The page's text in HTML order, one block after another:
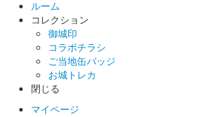
ルーム
コレクション
御城印
コラボチラシ
ご当地缶バッジ
お城トレカ
閉じる
マイページ